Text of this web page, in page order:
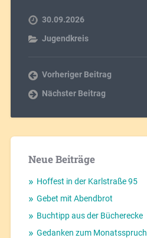
30.09.2026
Jugendkreis
Vorheriger Beitrag
Nächster Beitrag
Neue Beiträge
Hoffest in der Karlstraße 95
Gebet mit Abendbrot
Buchtipp aus der Bücherecke
Gedanken zum Monatsspruch